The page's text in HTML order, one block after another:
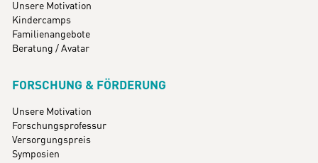
Unsere Motivation
Kindercamps
Familienangebote
Beratung / Avatar
FORSCHUNG & FÖRDERUNG
Unsere Motivation
Forschungsprofessur
Versorgungspreis
Symposien